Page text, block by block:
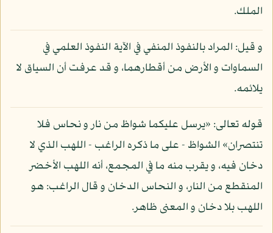
الملك.
و قيل: المراد بالنفوذ المنفي في الآية النفوذ العلمي في
السماوات و الأرض من أقطارهما، و قد عرفت أن السياق لا
يلائمه.
قوله تعالى: «يرسل عليكما شواظ من نار و نحاس فلا
تنتصران» الشواظ - على ما ذكره الراغب - اللهب الذي لا
دخان فيه، و يقرب منه ما في المجمع، أنه اللهب الأخضر
المنقطع من النار، و النحاس الدخان و قال الراغب: هو
اللهب بلا دخان و المعنى ظاهر.